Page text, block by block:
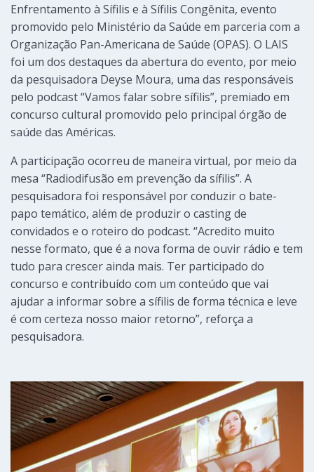
Enfrentamento à Sífilis e à Sífilis Congênita, evento
promovido pelo Ministério da Saúde em parceria com a
Organização Pan-Americana de Saúde (OPAS). O LAIS
foi um dos destaques da abertura do evento, por meio
da pesquisadora Deyse Moura, uma das responsáveis
pelo podcast “Vamos falar sobre sífilis”, premiado em
concurso cultural promovido pelo principal órgão de
saúde das Américas.
A participação ocorreu de maneira virtual, por meio da
mesa “Radiodifusão em prevenção da sífilis”. A
pesquisadora foi responsável por conduzir o bate-
papo temático, além de produzir o casting de
convidados e o roteiro do podcast. “Acredito muito
nesse formato, que é a nova forma de ouvir rádio e tem
tudo para crescer ainda mais. Ter participado do
concurso e contribuído com um conteúdo que vai
ajudar a informar sobre a sífilis de forma técnica e leve
é com certeza nosso maior retorno”, reforça a
pesquisadora.